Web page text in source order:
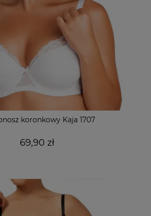
koronkowy Kaja 1707
69,90 zł